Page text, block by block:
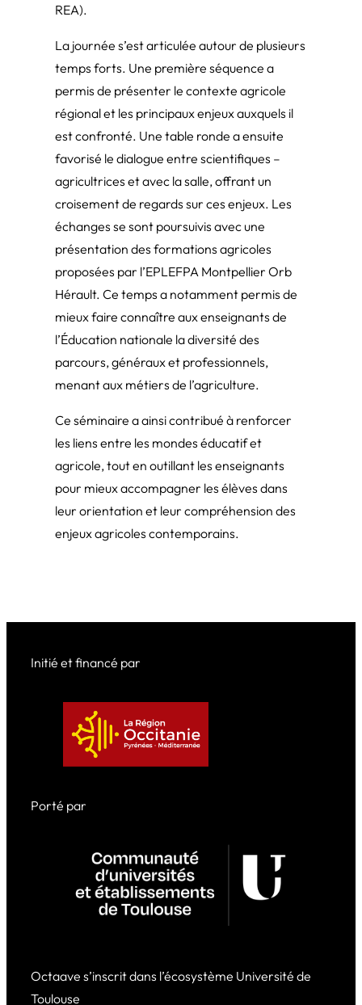
REA).
La journée s’est articulée autour de plusieurs
temps forts. Une première séquence a
permis de présenter le contexte agricole
régional et les principaux enjeux auxquels il
est confronté. Une table ronde a ensuite
favorisé le dialogue entre scientifiques –
agricultrices et avec la salle, offrant un
croisement de regards sur ces enjeux. Les
échanges se sont poursuivis avec une
présentation des formations agricoles
proposées par l’EPLEFPA Montpellier Orb
Hérault. Ce temps a notamment permis de
mieux faire connaître aux enseignants de
l’Éducation nationale la diversité des
parcours, généraux et professionnels,
menant aux métiers de l’agriculture.
Ce séminaire a ainsi contribué à renforcer
les liens entre les mondes éducatif et
agricole, tout en outillant les enseignants
pour mieux accompagner les élèves dans
leur orientation et leur compréhension des
enjeux agricoles contemporains.
Initié et financé par
Porté par
Octaave s’inscrit dans l’écosystème Université de
Toulouse